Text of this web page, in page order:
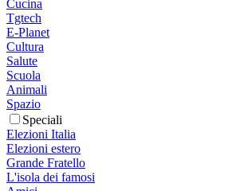
Cucina
Tgtech
E-Planet
Cultura
Salute
Scuola
Animali
Spazio
Speciali
Elezioni Italia
Elezioni estero
Grande Fratello
L'isola dei famosi